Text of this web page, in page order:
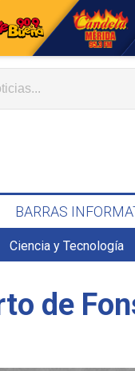
BARRAS
Ciencia y Tecnología
de